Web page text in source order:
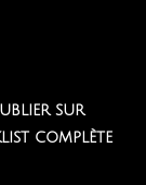
sur
complète